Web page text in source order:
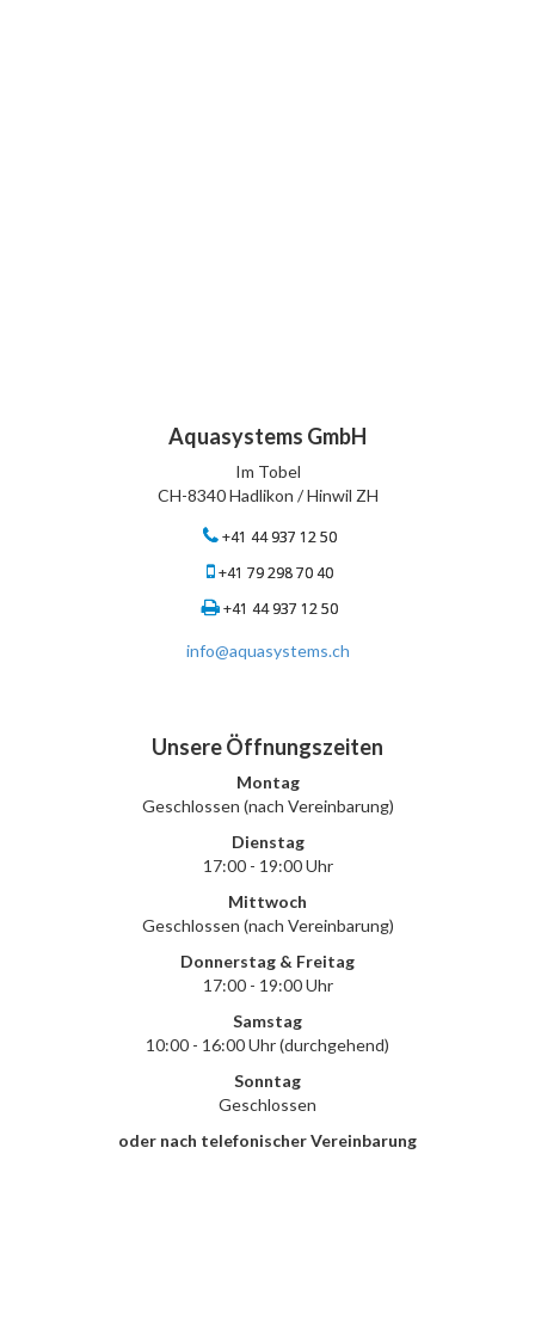
Aquasystems GmbH
Im Tobel
CH-8340 Hadlikon / Hinwil ZH
+41 44 937 12 50
+41 79 298 70 40
+41 44 937 12 50
info@aquasystems.ch
Unsere Öffnungszeiten
Montag
Geschlossen (nach Vereinbarung)
Dienstag
17:00 - 19:00 Uhr
Mittwoch
Geschlossen (nach Vereinbarung)
Donnerstag & Freitag
17:00 - 19:00 Uhr
Samstag
10:00 - 16:00 Uhr (durchgehend)
Sonntag
Geschlossen
oder nach telefonischer Vereinbarung